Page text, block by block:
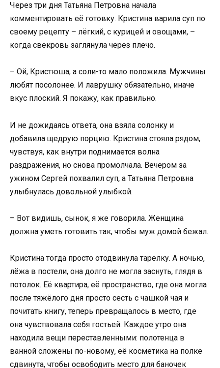
Через три дня Татьяна Петровна начала
комментировать её готовку. Кристина варила суп по
своему рецепту – лёгкий, с курицей и овощами, –
когда свекровь заглянула через плечо.
– Ой, Кристюша, а соли-то мало положила. Мужчины
любят посолонее. И лаврушку обязательно, иначе
вкус плоский. Я покажу, как правильно.
И не дожидаясь ответа, она взяла солонку и
добавила щедрую порцию. Кристина стояла рядом,
чувствуя, как внутри поднимается волна
раздражения, но снова промолчала. Вечером за
ужином Сергей похвалил суп, а Татьяна Петровна
улыбнулась довольной улыбкой.
– Вот видишь, сынок, я же говорила. Женщина
должна уметь готовить так, чтобы муж домой бежал.
Кристина тогда просто отодвинула тарелку. А ночью,
лёжа в постели, она долго не могла заснуть, глядя в
потолок. Её квартира, её пространство, где она могла
после тяжёлого дня просто сесть с чашкой чая и
почитать книгу, теперь превращалось в место, где
она чувствовала себя гостьей. Каждое утро она
находила вещи переставленными: полотенца в
ванной сложены по-новому, её косметика на полке
сдвинута, чтобы освободить место для баночек